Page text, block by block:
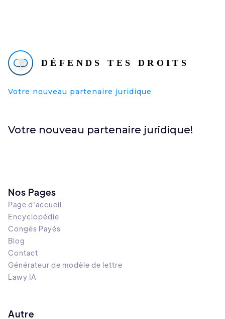
Votre nouveau partenaire juridique
Votre nouveau partenaire juridique!
Nos Pages
Page d'accueil
Encyclopédie
Congés Payés
Blog
Contact
Générateur de modèle de lettre
Lawy IA
Autre